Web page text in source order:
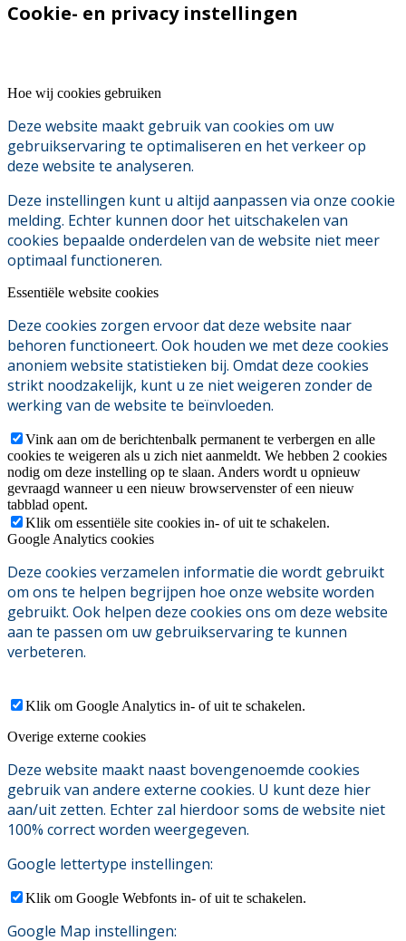
Cookie- en privacy instellingen
Hoe wij cookies gebruiken
Deze website maakt gebruik van cookies om uw
gebruikservaring te optimaliseren en het verkeer op
deze website te analyseren.
Deze instellingen kunt u altijd aanpassen via onze cookie
melding. Echter kunnen door het uitschakelen van
cookies bepaalde onderdelen van de website niet meer
optimaal functioneren.
Essentiële website cookies
Deze cookies zorgen ervoor dat deze website naar
behoren functioneert. Ook houden we met deze cookies
anoniem website statistieken bij. Omdat deze cookies
strikt noodzakelijk, kunt u ze niet weigeren zonder de
werking van de website te beïnvloeden.
Vink aan om de berichtenbalk permanent te verbergen en alle
cookies te weigeren als u zich niet aanmeldt. We hebben 2 cookies
nodig om deze instelling op te slaan. Anders wordt u opnieuw
gevraagd wanneer u een nieuw browservenster of een nieuw
tabblad opent.
Klik om essentiële site cookies in- of uit te schakelen.
Google Analytics cookies
Deze cookies verzamelen informatie die wordt gebruikt
om ons te helpen begrijpen hoe onze website worden
gebruikt. Ook helpen deze cookies ons om deze website
aan te passen om uw gebruikservaring te kunnen
verbeteren.
Klik om Google Analytics in- of uit te schakelen.
Overige externe cookies
Deze website maakt naast bovengenoemde cookies
gebruik van andere externe cookies. U kunt deze hier
aan/uit zetten. Echter zal hierdoor soms de website niet
100% correct worden weergegeven.
Google lettertype instellingen:
Klik om Google Webfonts in- of uit te schakelen.
Google Map instellingen: